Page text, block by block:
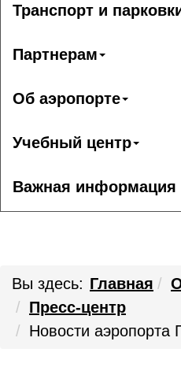
Транспорт и
Партнерам
Об аэропорте
Учебный центр
Важная информация
Вы здесь: Главная
Пресс-центр
Новости аэропорта